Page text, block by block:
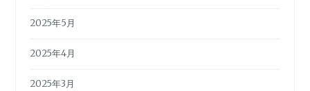
2025年5月
2025年4月
2025年3月